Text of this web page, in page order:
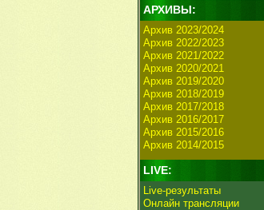
АРХИВЫ:
Архив 2023/2024
Архив 2022/2023
Архив 2021/2022
Архив 2020/2021
Архив 2019/2020
Архив 2018/2019
Архив 2017/2018
Архив 2016/2017
Архив 2015/2016
Архив 2014/2015
LIVE:
Live-результаты
Онлайн трансляции